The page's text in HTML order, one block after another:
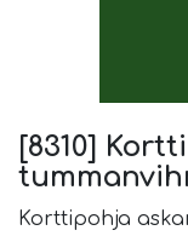
[8310]
Korttipohja